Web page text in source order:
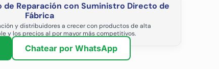
de Reparación con Suministro Directo de
Fábrica
y distribuidores a crecer con productos de alta
y los precios al por mayor más competitivos.
Chatear por WhatsApp